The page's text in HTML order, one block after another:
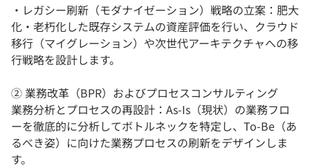
・レガシー刷新（モダナイゼーション）戦略の立案：肥大
化・老朽化した既存システムの資産評価を行い、クラウド
移行（マイグレーション）や次世代アーキテクチャへの移
行戦略を設計します。
② 業務改革（BPR）およびプロセスコンサルティング
業務分析とプロセスの再設計：As-Is（現状）の業務フロ
ーを徹底的に分析してボトルネックを特定し、To-Be（あ
るべき姿）に向けた業務プロセスの刷新をデザインしま
す。